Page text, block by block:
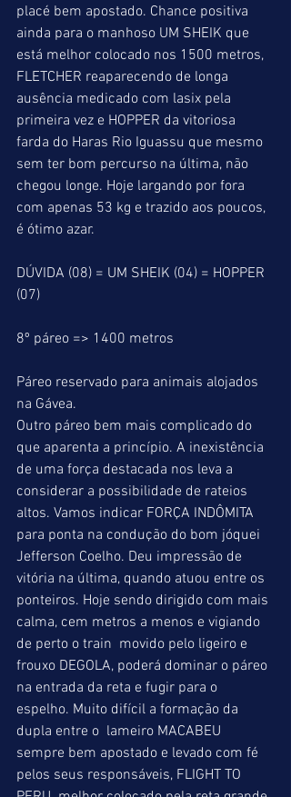
placé bem apostado. Chance positiva
ainda para o manhoso UM SHEIK que
está melhor colocado nos 1500 metros,
FLETCHER reaparecendo de longa
ausência medicado com lasix pela
primeira vez e HOPPER da vitoriosa
farda do Haras Rio Iguassu que mesmo
sem ter bom percurso na última, não
chegou longe. Hoje largando por fora
com apenas 53 kg e trazido aos poucos,
é ótimo azar.
DÚVIDA (08) = UM SHEIK (04) = HOPPER
(07)
8º páreo => 1400 metros
Páreo reservado para animais alojados
na Gávea.
Outro páreo bem mais complicado do
que aparenta a princípio. A inexistência
de uma força destacada nos leva a
considerar a possibilidade de rateios
altos. Vamos indicar FORÇA INDÔMITA
para ponta na condução do bom jóquei
Jefferson Coelho. Deu impressão de
vitória na última, quando atuou entre os
ponteiros. Hoje sendo dirigido com mais
calma, cem metros a menos e vigiando
de perto o train  movido pelo ligeiro e
frouxo DEGOLA, poderá dominar o páreo
na entrada da reta e fugir para o
espelho. Muito difícil a formação da
dupla entre o  lameiro MACABEU
sempre bem apostado e levado com fé
pelos seus responsáveis, FLIGHT TO